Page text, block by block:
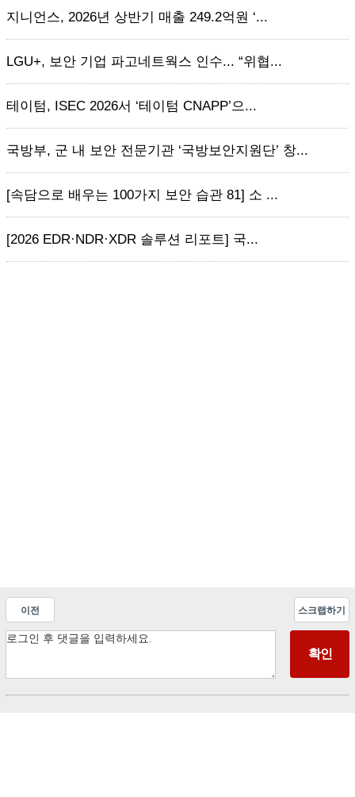
지니언스, 2026년 상반기 매출 249.2억원 ‘...
LGU+, 보안 기업 파고네트웍스 인수... “위협...
테이텀, ISEC 2026서 ‘테이텀 CNAPP’으...
국방부, 군 내 보안 전문기관 ‘국방보안지원단’ 창...
[속담으로 배우는 100가지 보안 습관 81] 소 ...
[2026 EDR·NDR·XDR 솔루션 리포트] 국...
이전 스크랩하기